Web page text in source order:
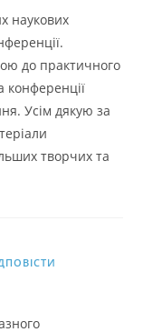
наукових
до практичного
Усім дякую за
творчих та